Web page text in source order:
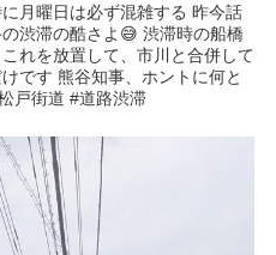
月曜日は必ず混雑する 昨今話
渋滞の酷さよ😅 渋滞時の船橋
れを放置して、市川と合併して
です 熊谷知事、ホントに何と
戸街道 #道路渋滞